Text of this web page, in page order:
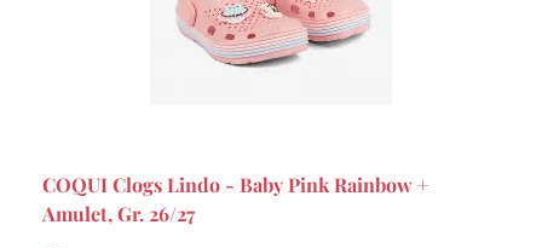
COQUI Clogs Lindo - Baby Pink Rainbow +
Amulet, Gr. 26/27